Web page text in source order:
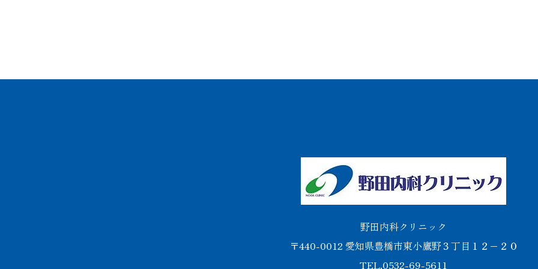
野田内科クリニック
〒440-0012 愛知県豊橋市東小鷹野３丁目１２−２０
TEL.0532-69-5611